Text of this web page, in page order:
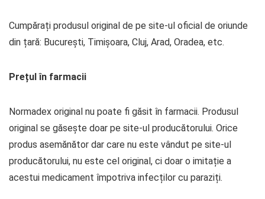
Cumpărați produsul original de pe site-ul oficial de oriunde
din țară: București, Timișoara, Cluj, Arad, Oradea, etc.
Prețul în farmacii
Normadex original nu poate fi găsit în farmacii. Produsul
original se găsește doar pe site-ul producătorului. Orice
produs asemănător dar care nu este vândut pe site-ul
producătorului, nu este cel original, ci doar o imitație a
acestui medicament împotriva infecților cu paraziți.